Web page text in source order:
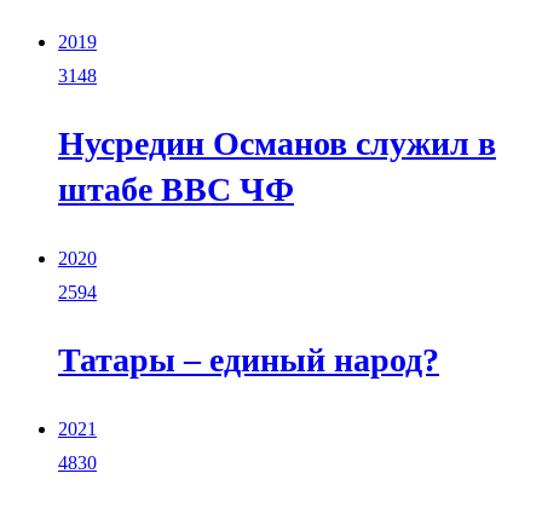
2019
3148
Нусредин Османов служил в
штабе ВВС ЧФ
2020
2594
Татары – единый народ?
2021
4830